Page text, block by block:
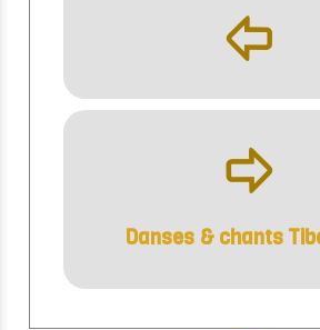
þ
ÿ
Danses & chants